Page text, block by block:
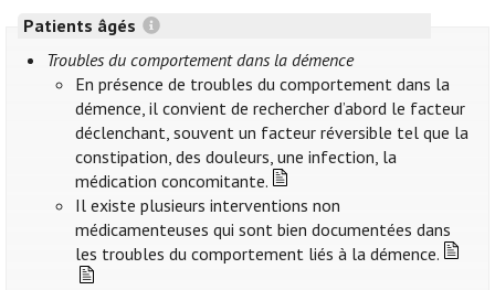
Patients âgés
Troubles du comportement dans la démence
En présence de troubles du comportement dans la
démence, il convient de rechercher d’abord le facteur
déclenchant, souvent un facteur réversible tel que la
constipation, des douleurs, une infection, la
médication concomitante.
Il existe plusieurs interventions non
médicamenteuses qui sont bien documentées dans
les troubles du comportement liés à la démence.